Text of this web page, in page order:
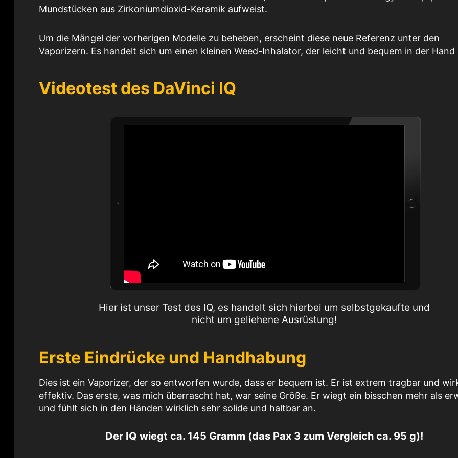
Mundstücken aus Zirkoniumdioxid-Keramik aufweist.
Um die Mängel der vorherigen Modelle zu beheben, erscheint diese neue Referenz unter den
Vaporizern. Es handelt sich um einen kleinen Weed-Inhalator, der leicht und bequem in der Hand
Videotest des DaVinci IQ
Hier ist unser Test des IQ, es handelt sich hierbei um selbstgekaufte und
nicht um geliehene Ausrüstung!
Erste Eindrücke und Handhabung
Dies ist ein Vaporizer, der so entworfen wurde, dass er bequem ist. Er ist extrem tragbar und
effektiv. Das erste, was mich überrascht hat, war seine Größe. Er wiegt ein bisschen mehr als
und fühlt sich in den Händen wirklich sehr solide und haltbar an.
Der IQ wiegt ca. 145 Gramm (das Pax 3 zum Vergleich ca. 95 g)!